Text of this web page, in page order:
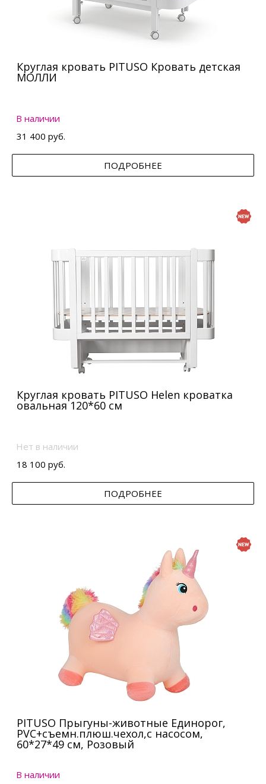
Круглая кровать PITUSO Кровать детская
МОЛЛИ
В наличии
31 400 руб.
ПОДРОБНЕЕ
Круглая кровать PITUSO Helen кроватка
овальная 120*60 см
Нет в наличии
18 100 руб.
ПОДРОБНЕЕ
PITUSO Прыгуны-животные Единорог,
PVC+съемн.плюш.чехол,с насосом,
60*27*49 см, Розовый
В наличии